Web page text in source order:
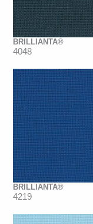
BRILLIANTA®
4048
BRILLIANTA®
4219